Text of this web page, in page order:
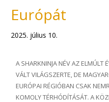
Európát
2025. július 10.
A SHARKNINJA NÉV AZ ELMÚLT
VÁLT VILÁGSZERTE, DE
EURÓPAI RÉGIÓBAN CSAK
KOMOLY TÉRHÓDÍTÁSÁT.A